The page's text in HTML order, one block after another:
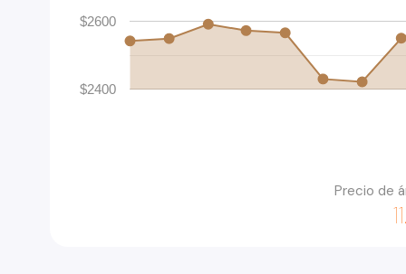
$2400
$2600
Precio de